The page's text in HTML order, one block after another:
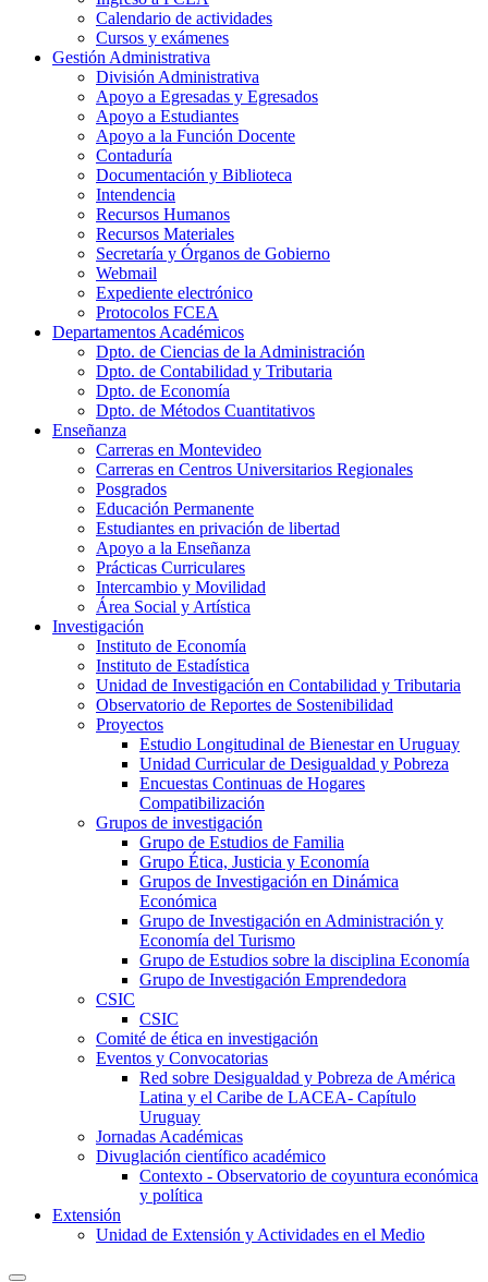
Calendario de actividades
Cursos y exámenes
Gestión Administrativa
División Administrativa
Apoyo a Egresadas y Egresados
Apoyo a Estudiantes
Apoyo a la Función Docente
Contaduría
Documentación y Biblioteca
Intendencia
Recursos Humanos
Recursos Materiales
Secretaría y Órganos de Gobierno
Webmail
Expediente electrónico
Protocolos FCEA
Departamentos Académicos
Dpto. de Ciencias de la Administración
Dpto. de Contabilidad y Tributaria
Dpto. de Economía
Dpto. de Métodos Cuantitativos
Enseñanza
Carreras en Montevideo
Carreras en Centros Universitarios Regionales
Posgrados
Educación Permanente
Estudiantes en privación de libertad
Apoyo a la Enseñanza
Prácticas Curriculares
Intercambio y Movilidad
Área Social y Artística
Investigación
Instituto de Economía
Instituto de Estadística
Unidad de Investigación en Contabilidad y Tributaria
Observatorio de Reportes de Sostenibilidad
Proyectos
Estudio Longitudinal de Bienestar en Uruguay
Unidad Curricular de Desigualdad y Pobreza
Encuestas Continuas de Hogares
Compatibilización
Grupos de investigación
Grupo de Estudios de Familia
Grupo Ética, Justicia y Economía
Grupos de Investigación en Dinámica
Económica
Grupo de Investigación en Administración y
Economía del Turismo
Grupo de Estudios sobre la disciplina Economía
Grupo de Investigación Emprendedora
CSIC
CSIC
Comité de ética en investigación
Eventos y Convocatorias
Red sobre Desigualdad y Pobreza de América
Latina y el Caribe de LACEA- Capítulo
Uruguay
Jornadas Académicas
Divuglación científico académico
Contexto - Observatorio de coyuntura económica
y política
Extensión
Unidad de Extensión y Actividades en el Medio